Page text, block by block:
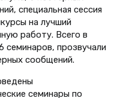
специальная сессия
на лучший
работу. Всего в
семинаров, прозвучали
сообщений.
семинары по